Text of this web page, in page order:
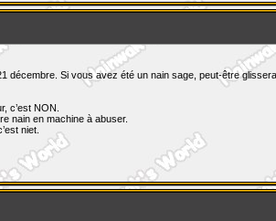
décembre. Si vous avez été un nain sage, peut-être
c’est NON.
nain en machine à abuser.
niet.